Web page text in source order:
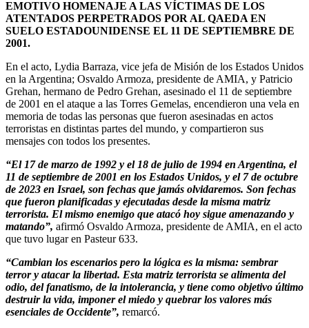
EMOTIVO HOMENAJE A LAS VÍCTIMAS DE LOS
ATENTADOS PERPETRADOS POR AL QAEDA EN
SUELO ESTADOUNIDENSE EL 11 DE SEPTIEMBRE DE
2001.
En el acto, Lydia Barraza, vice jefa de Misión de los Estados Unidos
en la Argentina; Osvaldo Armoza, presidente de AMIA, y Patricio
Grehan, hermano de Pedro Grehan, asesinado el 11 de septiembre
de 2001 en el ataque a las Torres Gemelas, encendieron una vela en
memoria de todas las personas que fueron asesinadas en actos
terroristas en distintas partes del mundo, y compartieron sus
mensajes con todos los presentes.
“El 17 de marzo de 1992 y el 18 de julio de 1994 en Argentina, el
11 de septiembre de 2001 en los Estados Unidos, y el 7 de octubre
de 2023 en Israel, son fechas que jamás olvidaremos. Son fechas
que fueron planificadas y ejecutadas desde la misma matriz
terrorista. El mismo enemigo que atacó hoy sigue amenazando y
matando”, afirmó Osvaldo Armoza, presidente de AMIA, en el acto
que tuvo lugar en Pasteur 633.
“Cambian los escenarios pero la lógica es la misma: sembrar
terror y atacar la libertad. Esta matriz terrorista se alimenta del
odio, del fanatismo, de la intolerancia, y tiene como objetivo último
destruir la vida, imponer el miedo y quebrar los valores más
esenciales de Occidente”, remarcó.